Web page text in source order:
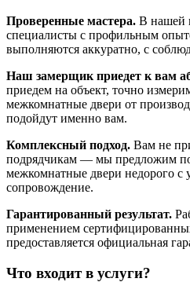
Проверенные мастера. В нашей
специалисты с профильным
выполняются аккуратно, с
Наш замерщик приедет к вам
приедем на объект, точно
межкомнатные двери от
подойдут именно вам.
Комплексный подход. Вам не
подрядчикам — мы предложим
межкомнатные двери недорого с
сопровождение.
Гарантированный результат.
применением
предоставляется официальная
Что входит в услуги?